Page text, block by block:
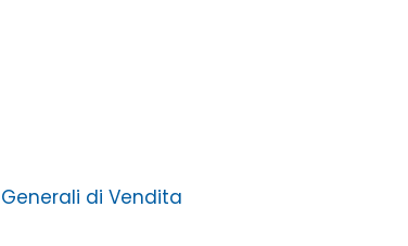
di Vendita